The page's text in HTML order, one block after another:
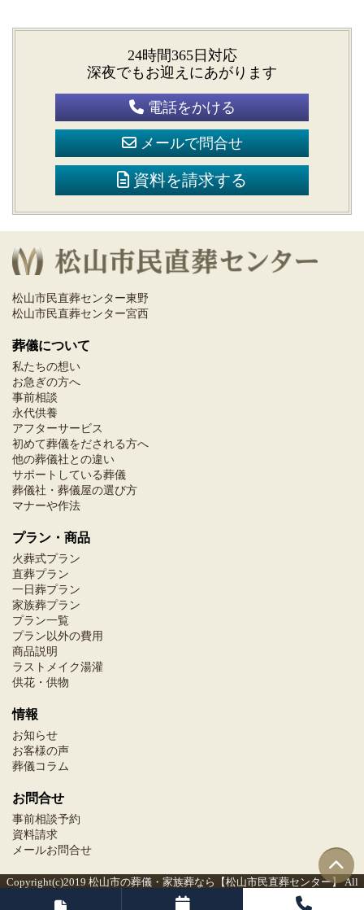
24時間365日対応
深夜でもお迎えにあがります
電話をかける
メールで問合せ
資料を請求する
松山市民直葬センター東野
松山市民直葬センター宮西
葬儀について
私たちの想い
お急ぎの方へ
事前相談
永代供養
アフターサービス
初めて葬儀をだされる方へ
他の葬儀社との違い
サポートしている葬儀
葬儀社・葬儀屋の選び方
マナーや作法
プラン・商品
火葬式プラン
直葬プラン
一日葬プラン
家族葬プラン
プラン一覧
プラン以外の費用
商品説明
ラストメイク湯灌
供花・供物
情報
お知らせ
お客様の声
葬儀コラム
お問合せ
事前相談予約
資料請求
メールお問合せ
Copyright(c)2019 松山市の葬儀・家族葬なら【松山市民直葬センター】All
Rights Reserved